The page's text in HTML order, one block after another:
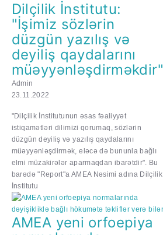
Dilçilik İnstitutu:
"İşimiz sözlərin
düzgün yazılış və
deyiliş qaydalarını
müəyyənləşdirməkdir"
Admin
23.11.2022
"Dilçilik İnstitutunun əsas fəaliyyət
istiqamətləri dilimizi qorumaq, sözlərin
düzgün deyiliş və yazılış qaydalarını
müəyyənləşdirmək, eləcə də bununla bağlı
elmi müzakirələr aparmaqdan ibarətdir". Bu
barədə "Report"a AMEA Nəsimi adına Dilçilik
İnstitutu
AMEA yeni orfoepiya